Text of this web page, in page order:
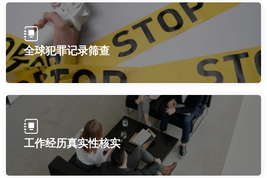
全球犯罪记录筛查
工作经历真实性核实